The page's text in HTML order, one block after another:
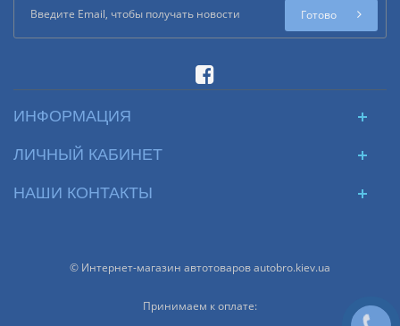
Готово
ИНФОРМАЦИЯ
ЛИЧНЫЙ КАБИНЕТ
НАШИ КОНТАКТЫ
© Интернет-магазин автотоваров autobro.kiev.ua
Принимаем к оплате: